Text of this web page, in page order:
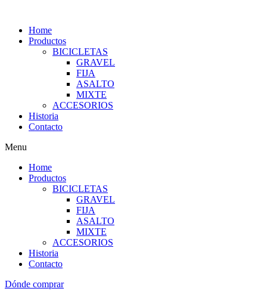
Home
Productos
BICICLETAS
GRAVEL
FIJA
ASALTO
MIXTE
ACCESORIOS
Historia
Contacto
Menu
Home
Productos
BICICLETAS
GRAVEL
FIJA
ASALTO
MIXTE
ACCESORIOS
Historia
Contacto
Dónde comprar